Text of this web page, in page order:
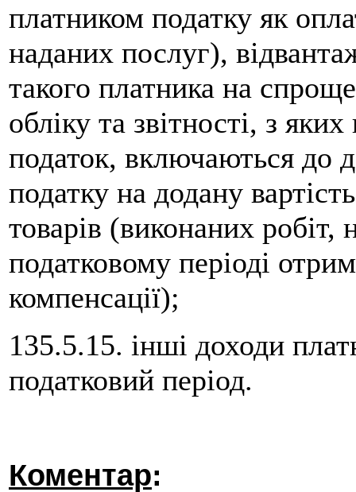
платником податку як
наданих послуг),
такого платника на
обліку та звітності, з
податок, включаються до
податку на додану
товарів (виконаних
податковому періоді
компенсації);
135.5.15. інші доходи
податковий період.
Коментар: